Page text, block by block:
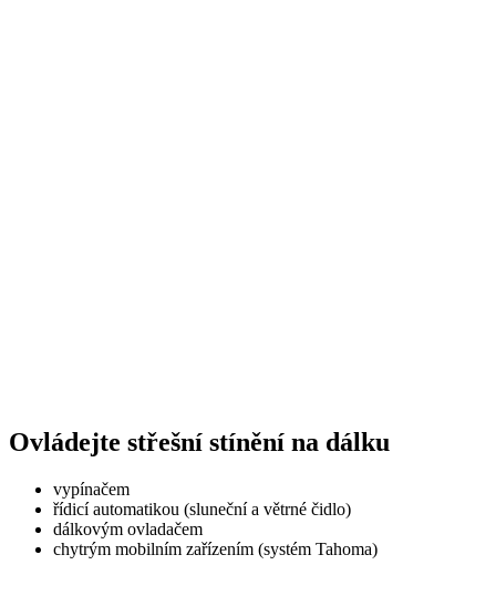
Ovládejte střešní stínění na dálku
vypínačem
řídicí automatikou (sluneční a větrné čidlo)
dálkovým ovladačem
chytrým mobilním zařízením (systém Tahoma)